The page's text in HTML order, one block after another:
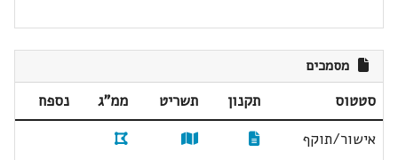
מסמכים
סטטוס תקנון תשריט ממ"ג
נספח
אישור/תוקף